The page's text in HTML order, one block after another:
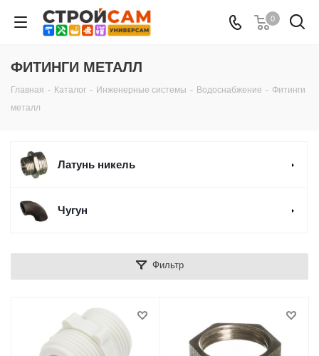
0
ФИТИНГИ МЕТАЛЛ
Главная - Каталог - Инженерные системы - Водоснабжение - Фитинги
металл
Латунь никель
Чугун
Фильтр